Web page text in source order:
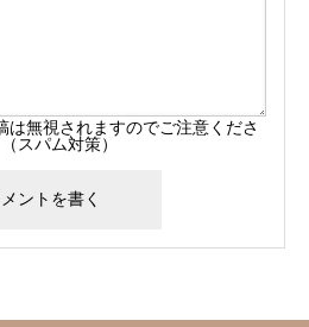
は無視されますのでご注意くださ
スパム対策）